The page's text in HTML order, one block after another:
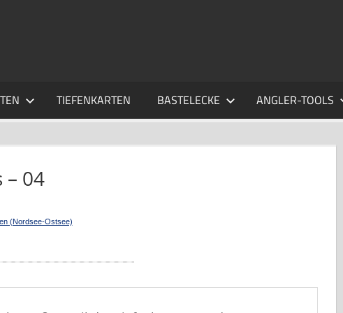
TIEFENKARTEN BASTELECKE ANGLER-TOOLS
– 04
(Nordsee-Ostsee)